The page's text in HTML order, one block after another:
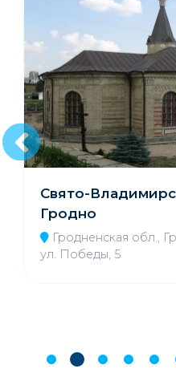
Свято-
Гродно
Гродненская обл.,
ул. Победы, 5